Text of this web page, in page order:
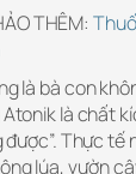
THÊM:
là bà con
là chất
Thực tế
lúa, vườn